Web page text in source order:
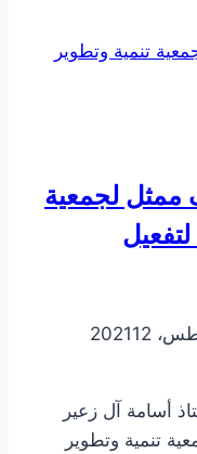
ممثل لجمعية
12
أسامة آل زعير
تنمية وتطوير